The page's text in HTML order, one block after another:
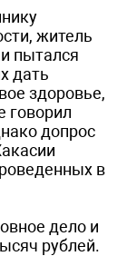
житель
пытался
дать
здоровье,
говорил
допрос
в
дело и
рублей.